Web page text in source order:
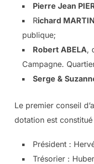
Pierre Jean
Richard
publique;
Robert ABELA,
Campagne.
Serge &
Le premier conseil
dotation est
Président :
Trésorier :